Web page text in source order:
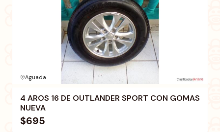
Aguada
4 AROS 16 DE OUTLANDER SPORT CON GOMAS
NUEVA
$695